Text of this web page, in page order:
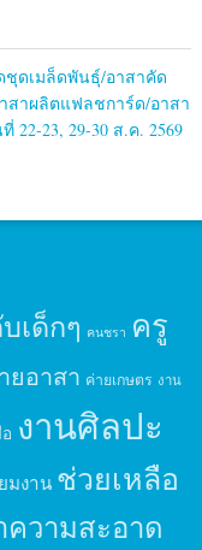
ชุดเมล็ดพันธุ์/อาสาคัด
สาผลิตแฟลชการ์ด/อาสา
23, 29-30 ส.ค. 2569
เด็กๆ คนชรา ครู
ยอาสา ค่ายเกษตร งาน
งานศิลปะ
มงาน ช่วยเหลือ
ความสะอาด